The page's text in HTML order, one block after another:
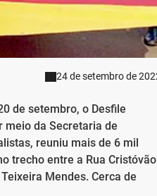
24 de setembro de
de setembro, o Desfile
meio da Secretaria de
reuniu mais de 6 mil
trecho entre a Rua Cristóvão
Mendes. Cerca de